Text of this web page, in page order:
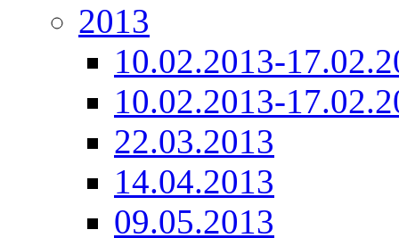
2013
10.02.2013-
10.02.2013-
22.03.2013
14.04.2013
09.05.2013